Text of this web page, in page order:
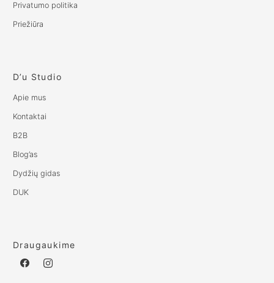
Privatumo politika
Priežiūra
D’u Studio
Apie mus
Kontaktai
B2B
Blog’as
Dydžių gidas
DUK
Draugaukime